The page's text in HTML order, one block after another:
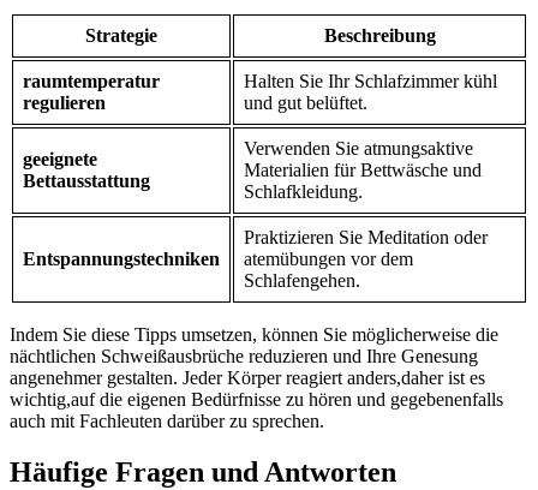
Strategie Beschreibung
raumtemperatur
regulieren
Halten Sie Ihr Schlafzimmer kühl
und gut belüftet.
geeignete⁤
Bettausstattung
Verwenden‌ Sie atmungsaktive⁢
Materialien für Bettwäsche und
Schlafkleidung.
Entspannungstechniken
Praktizieren Sie Meditation oder
atemübungen vor dem
⁢Schlafengehen.
Indem Sie diese Tipps umsetzen, können Sie möglicherweise die
nächtlichen Schweißausbrüche reduzieren und Ihre⁢ Genesung
angenehmer gestalten. Jeder Körper reagiert anders,daher ist es
wichtig,auf die eigenen⁢ Bedürfnisse zu hören und gegebenenfalls
auch mit Fachleuten darüber zu sprechen.
Häufige Fragen und Antworten